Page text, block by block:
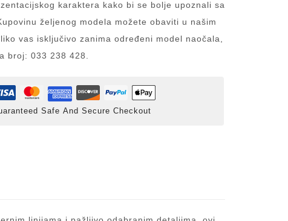
karaktera kako bi se bolje upoznali sa
željenog modela možete obaviti u našim
vas isključivo zanima određeni model naočala,
broj: 033 238 428.
Safe And Secure Checkout